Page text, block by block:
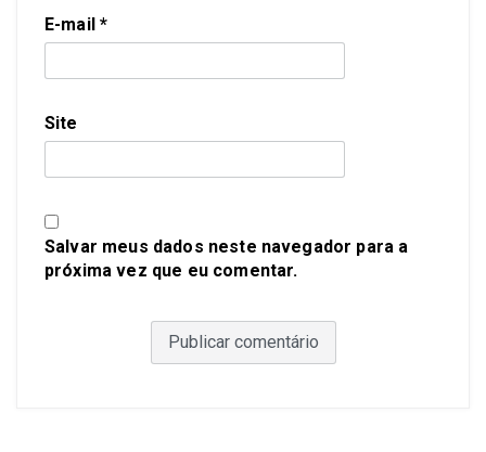
E-mail*
Site
Salvar meus dados neste navegador para a
próxima vez que eu comentar.